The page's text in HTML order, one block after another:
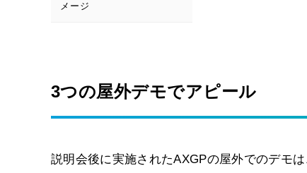
メージ
3つの屋外デモでアピール
説明会後に実施されたAXGPの屋外でのデモ